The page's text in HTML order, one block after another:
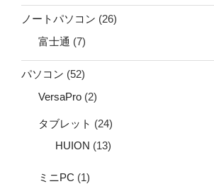
ノートパソコン (26)
富士通 (7)
パソコン (52)
VersaPro (2)
タブレット (24)
HUION (13)
ミニPC (1)